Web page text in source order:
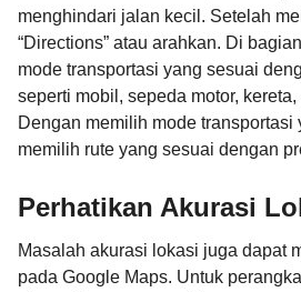
menghindari jalan kecil. Setelah
“Directions” atau arahkan. Di
mode transportasi yang sesuai
seperti mobil, sepeda motor,
Dengan memilih mode transportasi
memilih rute yang sesuai dengan
Perhatikan Akurasi
Masalah akurasi lokasi juga dapat
pada Google Maps. Untuk